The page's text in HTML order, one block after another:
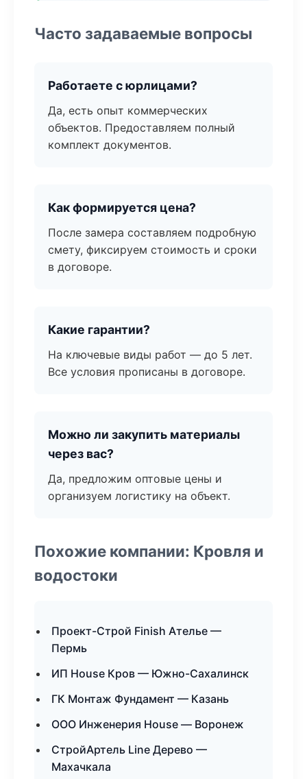
Часто задаваемые вопросы
Работаете с юрлицами?
Да, есть опыт коммерческих
объектов. Предоставляем полный
комплект документов.
Как формируется цена?
После замера составляем подробную
смету, фиксируем стоимость и сроки
в договоре.
Какие гарантии?
На ключевые виды работ — до 5 лет.
Все условия прописаны в договоре.
Можно ли закупить материалы
через вас?
Да, предложим оптовые цены и
организуем логистику на объект.
Похожие компании: Кровля и
водостоки
Проект-Строй Finish Ателье —
Пермь
ИП House Кров — Южно-Сахалинск
ГК Монтаж Фундамент — Казань
ООО Инженерия House — Воронеж
СтройАртель Line Дерево —
Махачкала